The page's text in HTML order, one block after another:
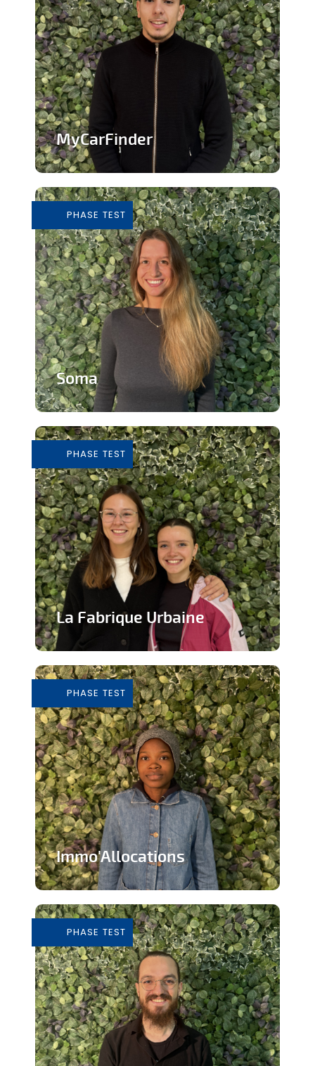
MyCarFinder
d'occasion
En savoir plus
PHASE TEST
Soma
immersive
En savoir plus
PHASE TEST
La Fabrique Urbaine
outils pour consommer de façon...
En savoir plus
PHASE TEST
Immo'Allocations
les personnes touchant des...
En savoir plus
PHASE TEST